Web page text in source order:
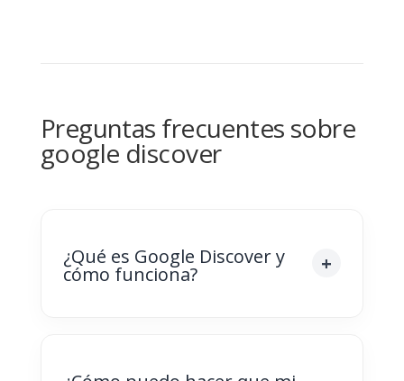
Preguntas frecuentes sobre
google discover
¿Qué es Google Discover y
cómo funciona?